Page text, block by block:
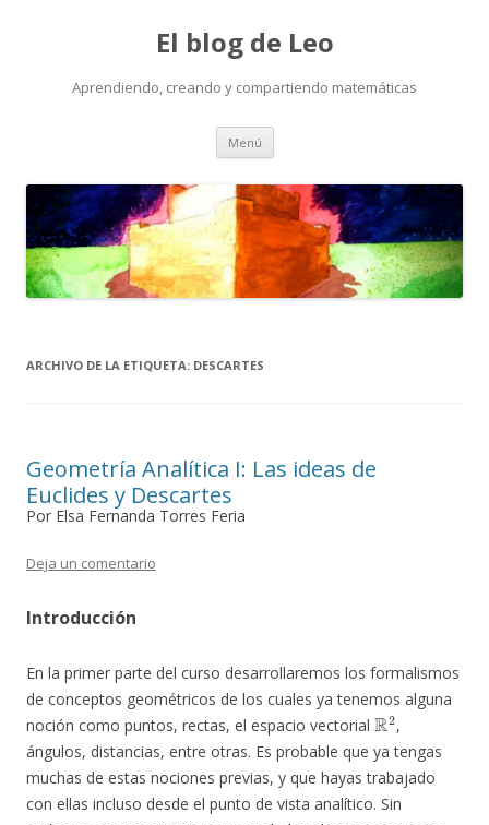
El blog de Leo
Aprendiendo, creando y compartiendo matemáticas
Menú Saltar
contenido
ARCHIVO DE LA ETIQUETA: DESCARTES
Geometría Analítica I: Las ideas de
Euclides y Descartes
Por Elsa Fernanda Torres Feria
Deja un comentario
Introducción
En la primer parte del curso desarrollaremos los formalismos
de conceptos geométricos de los cuales ya tenemos alguna
noción como puntos, rectas, el espacio vectorial
R2
,
ángulos, distancias, entre otras. Es probable que ya tengas
muchas de estas nociones previas, y que hayas trabajado
con ellas incluso desde el punto de vista analítico. Sin